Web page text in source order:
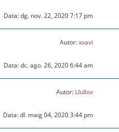
Data: dg. nov. 22, 2020 7:17 pm
Autor:xxavi
Data: dc. ago. 26, 2020 6:44 am
Autor: Llullox
Data: dl. maig 04, 2020 3:44 pm